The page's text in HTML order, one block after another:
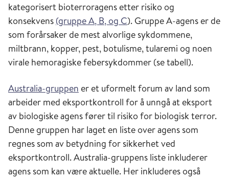
kategorisert bioterroragens etter risiko og
konsekvens (gruppe A, B, og C). Gruppe A-agens er de
som forårsaker de mest alvorlige sykdommene,
miltbrann, kopper, pest, botulisme, tularemi og noen
virale hemoragiske febersykdommer (se tabell).
Australia-gruppen er et uformelt forum av land som
arbeider med eksportkontroll for å unngå at eksport
av biologiske agens fører til risiko for biologisk terror.
Denne gruppen har laget en liste over agens som
regnes som av betydning for sikkerhet ved
eksportkontroll. Australia-gruppens liste inkluderer
agens som kan være aktuelle. Her inkluderes også